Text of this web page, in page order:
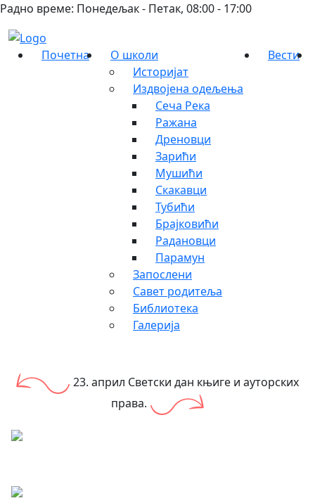
Радно време: Понедељак - Петак, 08:00 - 17:00
Почетна
О школи
Историјат
Издвојена одељења
Сеча Река
Ражана
Дреновци
Зарићи
Мушићи
Скакавци
Тубићи
Брајковићи
Радановци
Парамун
Запослени
Савет родитеља
Библиотека
Галерија
Вести
23. април Светски дан књиге и ауторских
права.